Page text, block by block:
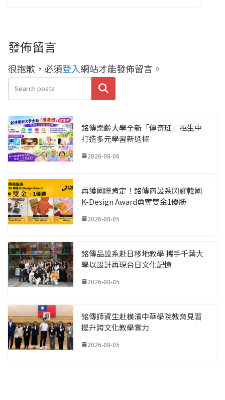
發佈留言
很抱歉，必須登入網站才能發佈留言。
搜尋
銘傳樂齡大學全新「傳奇班」招生中
打造多元學習新選擇
2026-08-06
再獲國際肯定！銘傳商設系閃耀韓國
K-Design Award勇奪雙金1優勝
2026-08-05
銘傳品設系赴日移地教學 攜手千葉大
學以設計再現台日文化記憶
2026-08-05
銘傳師資生赴橫濱中華學院教育見習
提升跨文化教學實力
2026-08-05